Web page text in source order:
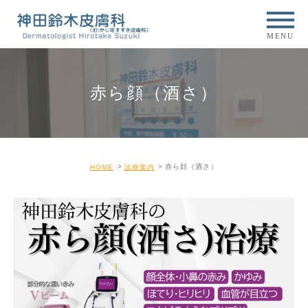
MENU
赤ら顔（酒さ）
HOME 診療案内 赤ら顔（酒さ）